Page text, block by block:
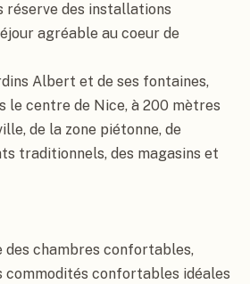
réserve des installations
agréable au coeur de
Albert et de ses fontaines,
le centre de Nice, à 200 mètres
de la zone piétonne, de
traditionnels, des magasins et
des chambres confortables,
commodités confortables idéales